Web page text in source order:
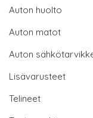
Auton huolto
Auton matot
Auton
Lisävarusteet
Telineet